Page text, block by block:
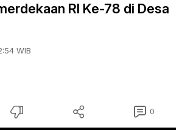
RI Ke-78 di Desa
WIB
0